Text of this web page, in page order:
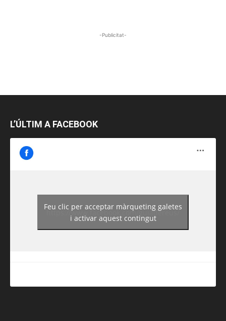
-Publicitat-
L’ÚLTIM A FACEBOOK
https://www.facebook.com/guiadereus/
Feu clic per acceptar màrqueting galetes
i activar aquest contingut